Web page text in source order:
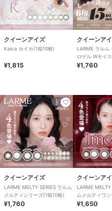
クイーンアイズ
Kaica カイカ(1箱10枚)
¥1,815
クイーンア
LARME ラルム
ロゲル Wモイ
枚)
¥1,760
クイーンアイズ
LARME MELTY SERIES ラルム
メルティシリーズ(1箱10枚)
¥1,760
クイーンア
LARME
ムメルティワ
¥1,650